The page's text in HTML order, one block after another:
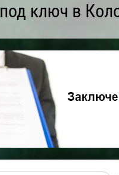
ключ в